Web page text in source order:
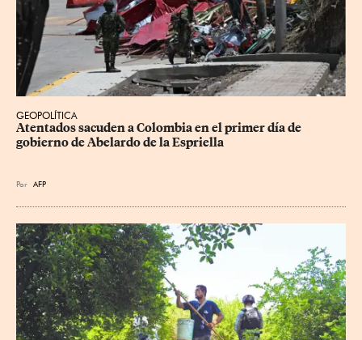
GEOPOLÍTICA
Atentados sacuden a Colombia en el primer día de
gobierno de Abelardo de la Espriella
Por AFP